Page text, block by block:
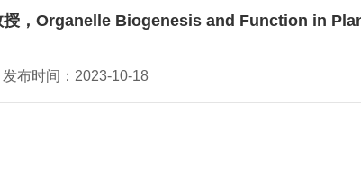
授，Organelle Biogenesis and Function in
发布时间：2023-10-18